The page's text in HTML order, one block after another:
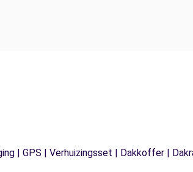
| GPS | Verhuizingsset | Dakkoffer |